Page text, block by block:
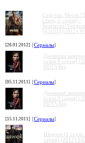
Спартак: Месть [2
сезон, 1 серия] /
Spartacus:
[02x01] (2012)
[26.01.2012] [Сериалы]
Дневники
сезон 8 серия]
HDTVRip
[05.11.2011] [Сериалы]
Дневники
сезон 9 серия]
HDTVRip
[15.11.2011] [Сериалы]
Шерлок (2 сезон
серия) (2012)